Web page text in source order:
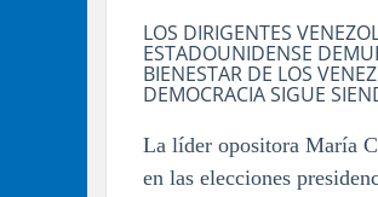
LOS DIRIGENTES
ESTADOUNIDENSE
BIENESTAR DE LOS
DEMOCRACIA SIGUE
La líder opositora María
en las elecciones